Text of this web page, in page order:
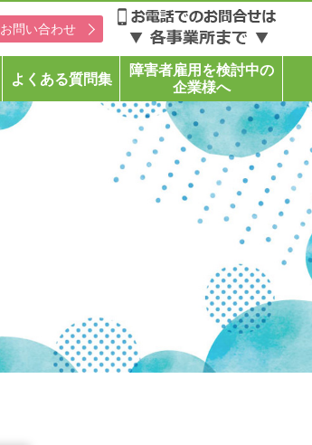
お問い合わせ
よくある質問集
障害者雇用を検討中の
企業様へ